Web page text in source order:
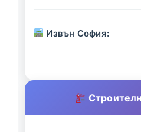
Извън София: